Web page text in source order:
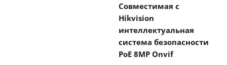
Совместимая с
Hikvision
интеллектуальная
система безопасности
PoE 8MP Onvif